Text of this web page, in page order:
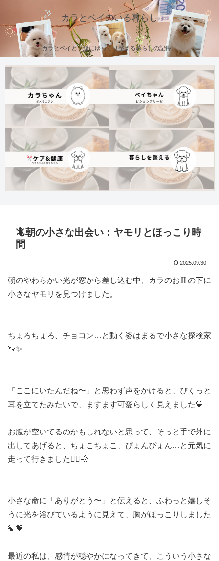
カラとベイのいる暮らし
カラとベイと一緒にゆっくり整える暮らしの記録。
🦎朝の小さな出会い：ヤモリとほっこり時
間
2025.09.30
朝のやわらかい光が窓から差し込む中、カラのお皿の下に
小さなヤモリを見つけました。
ちょろちょろ、チョコン…と動く姿はまるで小さな探検家
🐾✨
「ここにいたんだね〜」と思わず声をかけると、ぴくっと
耳を立てたみたいで、ますます可愛らしく見えました💛
お腹が空いてるのかもしれないと思って、そっと手で外に
出してあげると、ちょこちょこ、ぴょんぴょん…と元気に
走って行きました🏃‍♂️💨
小さな命に「ありがとう〜」と伝えると、ふわっと嬉しそ
うに光を浴びているように見えて、胸がほっこりしました
🍃💖
最近の私は、感情が穏やかになってきて、こういう小さな